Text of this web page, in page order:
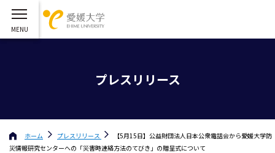
プレスリリース
ホーム プレスリリース
【5月15日】公益財団法人日本公衆電話会から愛媛大学防
災情報研究センターへの「災害時連絡方法のてびき」の贈呈式について